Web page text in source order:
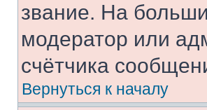
звание. На
модератор или
счётчика
Вернуться к началу